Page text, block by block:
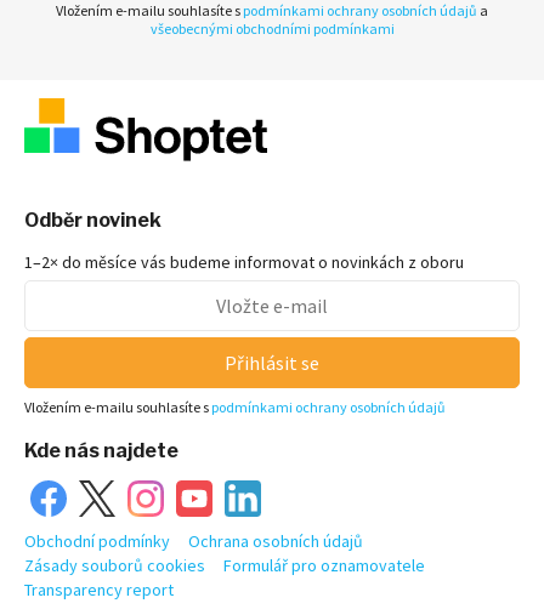
Vložením e-mailu souhlasíte s podmínkami ochrany osobních údajů a
všeobecnými obchodními podmínkami
Odběr novinek
1–2× do měsíce vás budeme informovat o novinkách z oboru
Přihlásit se
Vložením e-mailu souhlasíte s podmínkami ochrany osobních údajů
Kde nás najdete
Obchodní podmínky
Ochrana osobních údajů
Zásady souborů cookies
Formulář pro oznamovatele
Transparency report